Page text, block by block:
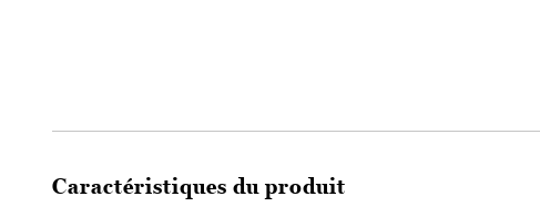
Caractéristiques du produit